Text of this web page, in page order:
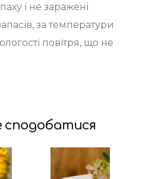
і не заражені
за температури
повітря, що не